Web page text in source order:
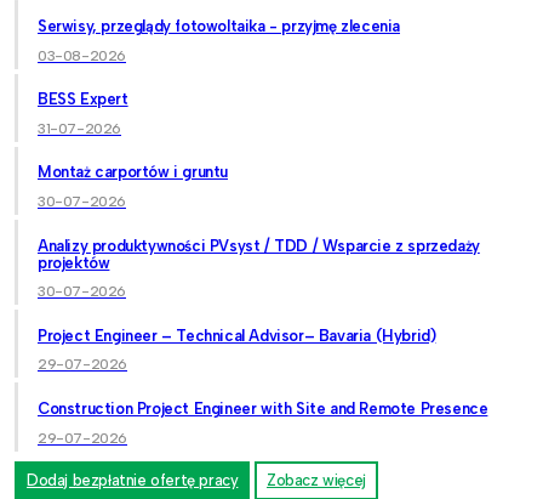
Serwisy, przeglądy fotowoltaika - przyjmę zlecenia
03-08-2026
BESS Expert
31-07-2026
Montaż carportów i gruntu
30-07-2026
Analizy produktywności PVsyst / TDD / Wsparcie z sprzedaży
projektów
30-07-2026
Project Engineer – Technical Advisor– Bavaria (Hybrid)
29-07-2026
Construction Project Engineer with Site and Remote Presence
29-07-2026
Dodaj bezpłatnie ofertę pracy Zobacz więcej